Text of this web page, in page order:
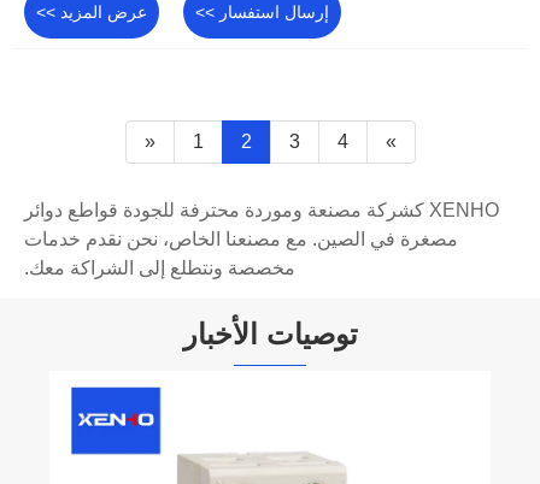
عرض المزيد >> إرسال استفسار >>
« 1 2 3 4 »
XENHO كشركة مصنعة وموردة محترفة للجودة قواطع دوائر
مصغرة في الصين. مع مصنعنا الخاص، نحن نقدم خدمات
مخصصة ونتطلع إلى الشراكة معك.
توصيات الأخبار